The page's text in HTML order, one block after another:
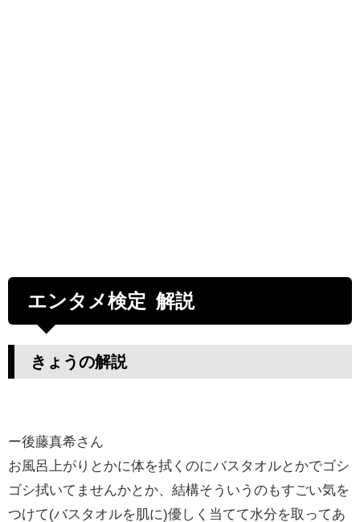
エンタメ検定 解説
きょうの解説
ー後藤真希さん
お風呂上がりとかに体を拭くのにバスタオルとかでゴシ
ゴシ拭いてませんかとか、結構そういうのもすごい気を
つけて(バスタオルを肌に)優しく当てて水分を取ってあ